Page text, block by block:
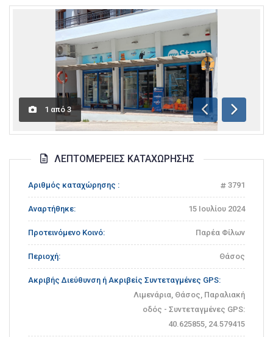
1 από 3
Προηγούμενη
Επόμενη
ΛΕΠΤΟΜΈΡΕΙΕΣ ΚΑΤΑΧΏΡΗΣΗΣ
Αριθμός καταχώρησης : 3791
Αναρτήθηκε: 15 Ιουλίου 2024
Προτεινόμενο Κοινό: Παρέα Φίλων
Περιοχή: Θάσος
Ακριβής Διεύθυνση ή Ακριβείς Συντεταγμένες GPS:
Λιμενάρια, Θάσος, Παραλιακή
οδός - Συντεταγμένες GPS:
40.625855, 24.579415